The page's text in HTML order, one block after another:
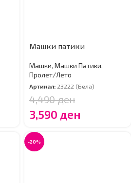
Машки патики
Машки, Машки Патики,
Пролет/Лето
Артикал:23222 (Бела)
4,490ден
3,590 ден
-20%